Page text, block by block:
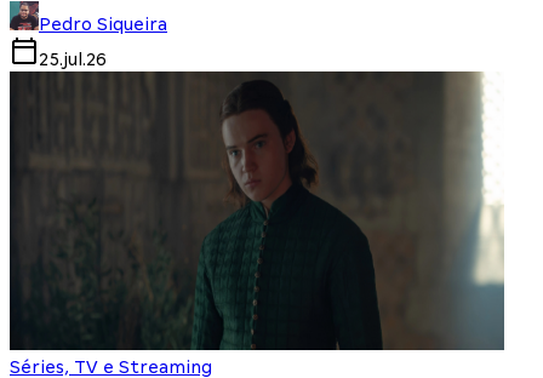
Pedro Siqueira
25.jul.26
Séries, TV e Streaming